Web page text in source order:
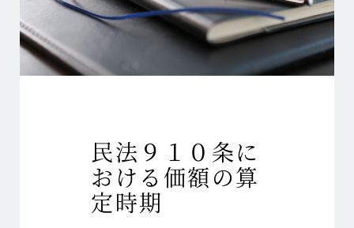
民法９１０条に
おける価額の算
定時期